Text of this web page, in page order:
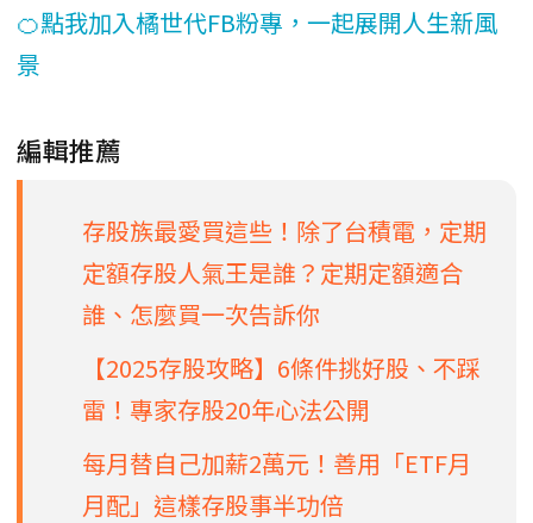
🍊點我加入橘世代FB粉專，一起展開人生新風
景
編輯推薦
存股族最愛買這些！除了台積電，定期
定額存股人氣王是誰？定期定額適合
誰、怎麼買一次告訴你
【2025存股攻略】6條件挑好股、不踩
雷！專家存股20年心法公開
每月替自己加薪2萬元！善用「ETF月
月配」這樣存股事半功倍